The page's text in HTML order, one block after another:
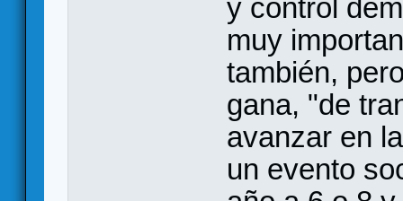
y control
muy
también,
gana, "de
avanzar en
un evento